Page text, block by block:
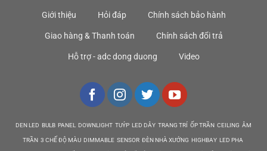
Giới thiệu Hỏi đáp Chính sách bảo hành
Giao hàng & Thanh toán Chính sách đổi trả
Hỗ trợ - adc dong duong Video
DEN LED BULB PANEL DOWNLIGHT TUÝP LED DÂY TRANG TRÍ ỐP TRẦN CEILING ÂM
TRẦN 3 CHẾ ĐỘ MÀU DIMMABLE SENSOR ĐÈN NHÀ XƯỞNG HIGHBAY LED PHA